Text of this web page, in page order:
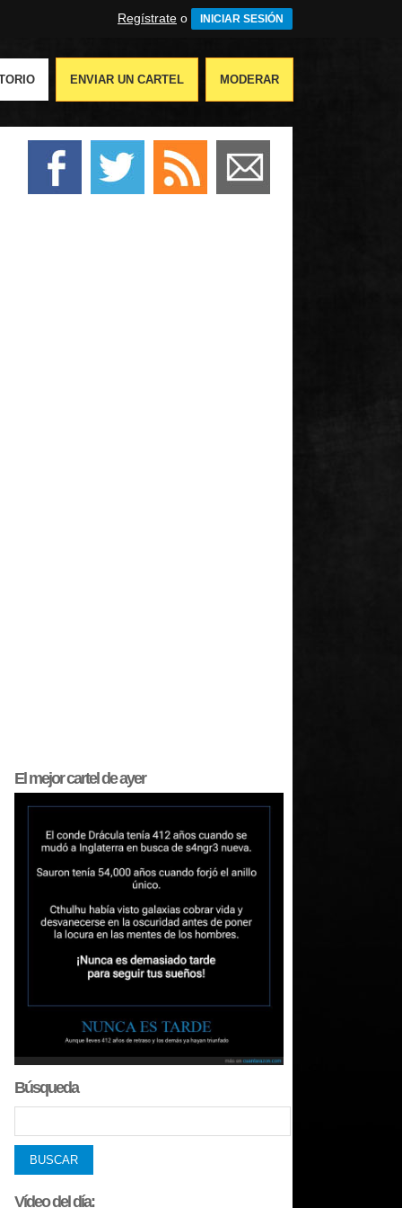
Regístrate o INICIAR SESIÓN
ENVIAR UN CARTEL MODERAR
El mejorcartel de ayer
Búsqueda
Vídeo del día: